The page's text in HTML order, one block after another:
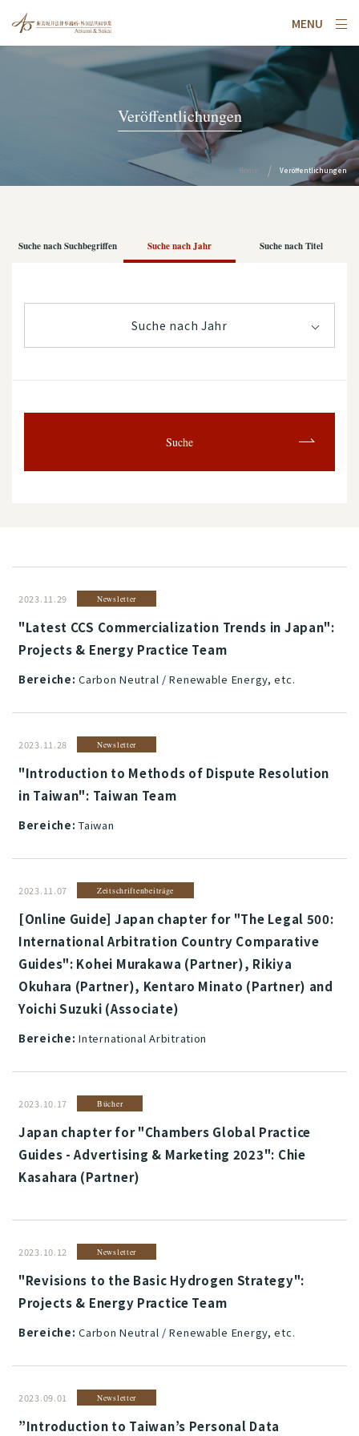
MENU
Veröffentlichungen
Home Veröffentlichungen
Suche nach Suchbegriffen Suche nach Jahr Suche nach Titel
Suche nach Jahr
Suche
2023.11.29 Newsletter
"Latest CCS Commercialization Trends in Japan":
Projects & Energy Practice Team
Bereiche: Carbon Neutral / Renewable Energy, etc.
2023.11.28 Newsletter
"Introduction to Methods of Dispute Resolution
in Taiwan": Taiwan Team
Bereiche: Taiwan
2023.11.07 Zeitschriftenbeiträge
[Online Guide] Japan chapter for "The Legal 500:
International Arbitration Country Comparative
Guides": Kohei Murakawa (Partner), Rikiya
Okuhara (Partner), Kentaro Minato (Partner) and
Yoichi Suzuki (Associate)
Bereiche: International Arbitration
2023.10.17 Bücher
Japan chapter for "Chambers Global Practice
Guides - Advertising & Marketing 2023": Chie
Kasahara (Partner)
2023.10.12 Newsletter
"Revisions to the Basic Hydrogen Strategy":
Projects & Energy Practice Team
Bereiche: Carbon Neutral / Renewable Energy, etc.
2023.09.01 Newsletter
”Introduction to Taiwan’s Personal Data